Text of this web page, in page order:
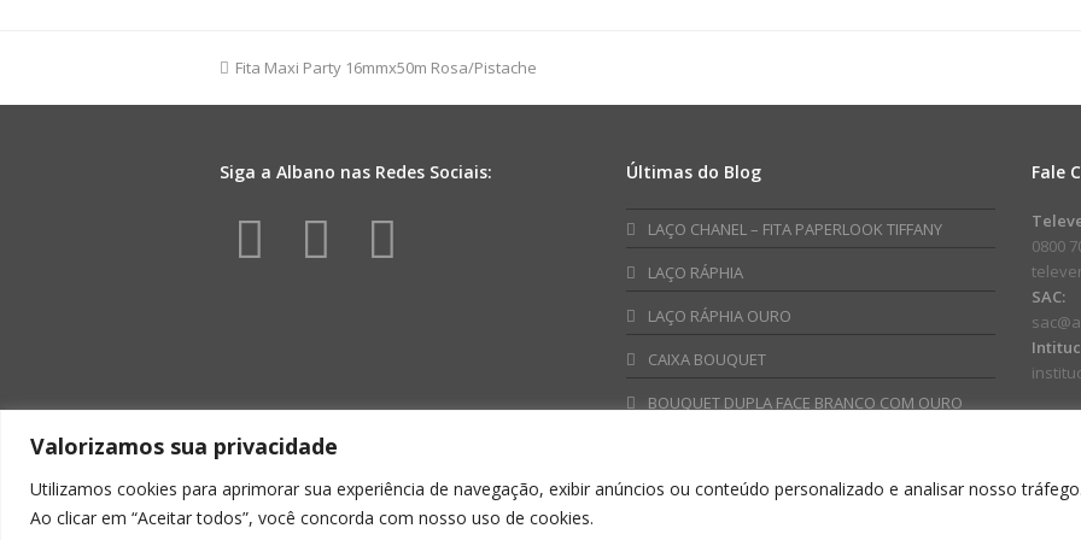
Valorizamos sua privacidade
Utilizamos cookies para aprimorar sua experiência de navegação, exibir anúncios ou conteúdo personalizado e analisar nosso tráfego.
Ao clicar em “Aceitar todos”, você concorda com nosso uso de cookies.
quantidade
quantidade
previous
Fita Maxi Party 16mmx50m Rosa/Pistache
Siga a Albano nas Redes Sociais:
e
b
t
a
t
u
Últimas do Blog
LAÇO CHANEL – FITA PAPERLOOK TIFFANY
LAÇO RÁPHIA
LAÇO RÁPHIA OURO
CAIXA BOUQUET
BOUQUET DUPLA FACE BRANCO COM OURO
Fale
0800
SAC:
ALBANO EMBALAGENS ESPECIAIS INDUSTRIA E COMERCIO LTDA CNPJ: 60.576.311/